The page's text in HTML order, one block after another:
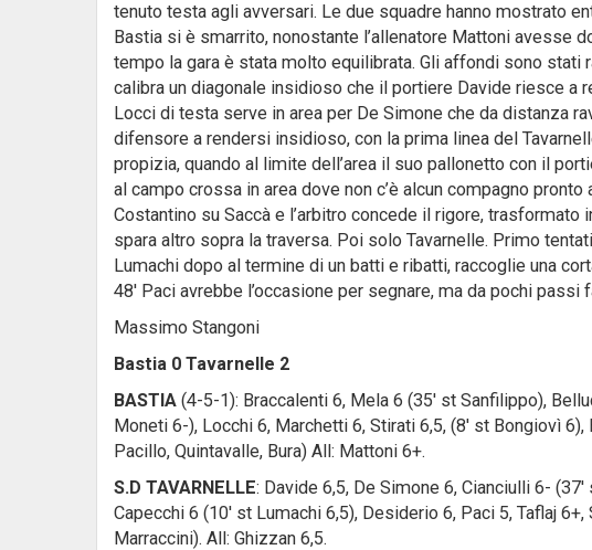
tenuto testa agli avversari. Le due squadre hanno mostrato
Bastia si è smarrito, nonostante l’allenatore Mattoni avesse
tempo la gara è stata molto equilibrata. Gli affondi sono stati
calibra un diagonale insidioso che il portiere Davide riesce a
Locci di testa serve in area per De Simone che da distanza
difensore a rendersi insidioso, con la prima linea del
propizia, quando al limite dell’area il suo pallonetto con il
al campo crossa in area dove non c’è alcun compagno pronto
Costantino su Saccà e l’arbitro concede il rigore, trasformato
spara altro sopra la traversa. Poi solo Tavarnelle. Primo
Lumachi dopo al termine di un batti e ribatti, raccoglie una
48′ Paci avrebbe l’occasione per segnare, ma da pochi
Massimo Stangoni
Bastia 0 Tavarnelle 2
BASTIA (4-5-1): Braccalenti 6, Mela 6 (35′ st Sanfilippo),
Moneti 6-), Locchi 6, Marchetti 6, Stirati 6,5, (8′ st Bongiovì
Pacillo, Quintavalle, Bura) All: Mattoni 6+.
S.D TAVARNELLE: Davide 6,5, De Simone 6, Cianciulli 6-
Capecchi 6 (10′ st Lumachi 6,5), Desiderio 6, Paci 5, Taflaj
Marraccini). All: Ghizzan 6,5.